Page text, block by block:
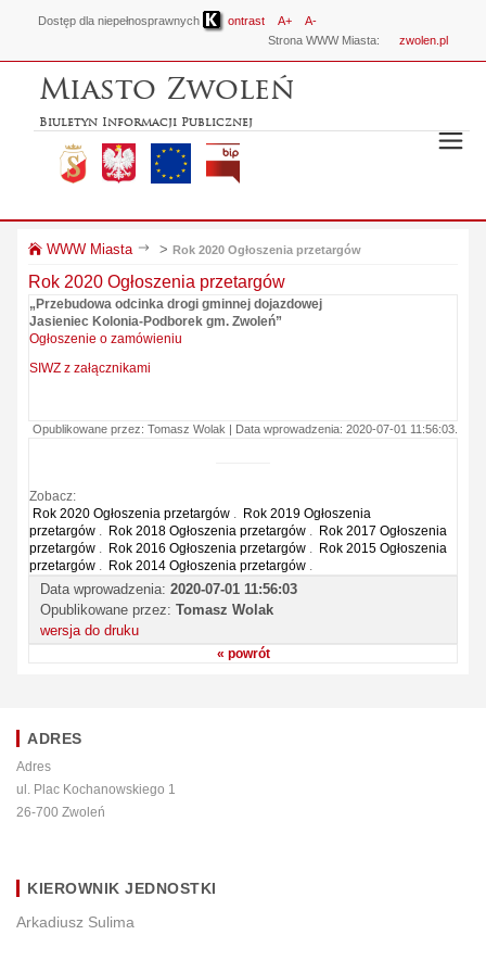
Dostęp dla niepełnosprawnych ontrast A+
A-
Strona WWW Miasta:
zwolen.pl
Miasto Zwoleń
Biuletyn Informacji Publicznej
WWW Miasta > Rok 2020 Ogłoszenia przetargów
Rok 2020 Ogłoszenia przetargów
„Przebudowa odcinka drogi gminnej dojazdowej
Jasieniec Kolonia-Podborek gm. Zwoleń”
Ogłoszenie o zamówieniu
SIWZ z załącznikami
Opublikowane przez: Tomasz Wolak | Data wprowadzenia: 2020-07-01 11:56:03.
Zobacz:
Rok 2020 Ogłoszenia przetargów . Rok 2019 Ogłoszenia
przetargów . Rok 2018 Ogłoszenia przetargów . Rok 2017 Ogłoszenia
przetargów . Rok 2016 Ogłoszenia przetargów . Rok 2015 Ogłoszenia
przetargów . Rok 2014 Ogłoszenia przetargów .
Data wprowadzenia: 2020-07-01 11:56:03
Opublikowane przez: Tomasz Wolak
wersja do druku
« powrót
ADRES
Adres
ul. Plac Kochanowskiego 1
26-700 Zwoleń
KIEROWNIK JEDNOSTKI
Arkadiusz Sulima